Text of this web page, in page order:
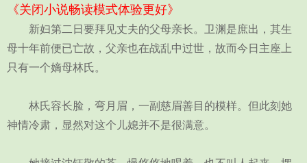
中
小
《关闭小说畅读模式体验更好》
新妇第二日要拜见丈夫的父母亲长。卫渊是庶出，其生
母十年前便已亡故，父亲也在战乱中过世，故而今日主座上
只有一个嫡母林氏。
林氏容长脸，弯月眉，一副慈眉善目的模样。但此刻她
神情冷肃，显然对这个儿媳并不是很满意。